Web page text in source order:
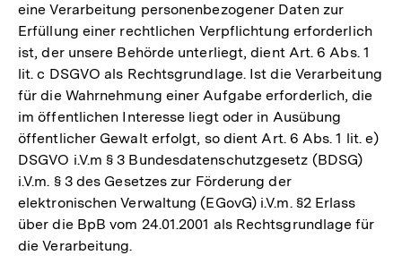
eine Verarbeitung personenbezogener Daten zur
Erfüllung einer rechtlichen Verpflichtung erforderlich
ist, der unsere Behörde unterliegt, dient Art. 6 Abs. 1
lit. c DSGVO als Rechtsgrundlage. Ist die Verarbeitung
für die Wahrnehmung einer Aufgabe erforderlich, die
im öffentlichen Interesse liegt oder in Ausübung
öffentlicher Gewalt erfolgt, so dient Art. 6 Abs. 1 lit. e)
DSGVO i.V.m § 3 Bundesdatenschutzgesetz (BDSG)
i.V.m. § 3 des Gesetzes zur Förderung der
elektronischen Verwaltung (EGovG) i.V.m. §2 Erlass
über die BpB vom 24.01.2001 als Rechtsgrundlage für
die Verarbeitung.